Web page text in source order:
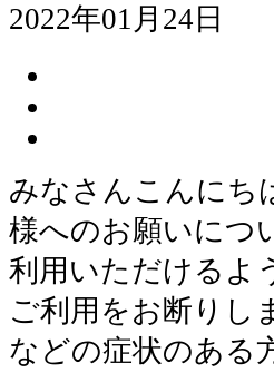
2022年01月24日
みなさんこんにち
様へのお願いにつ
利用いただけるよ
ご利用をお断りし
などの症状のある